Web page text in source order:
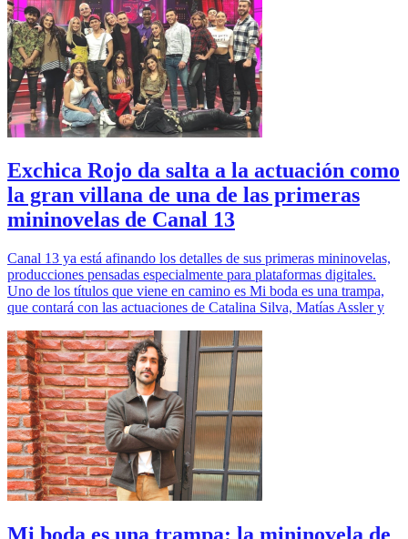
Exchica Rojo da salta a la actuación como
la gran villana de una de las primeras
mininovelas de Canal 13
Canal 13 ya está afinando los detalles de sus primeras mininovelas,
producciones pensadas especialmente para plataformas digitales.
Uno de los títulos que viene en camino es Mi boda es una trampa,
que contará con las actuaciones de Catalina Silva, Matías Assler y